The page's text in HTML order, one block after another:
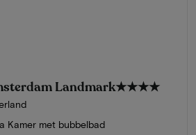
Landmark★★★★
Kamer met bubbelbad